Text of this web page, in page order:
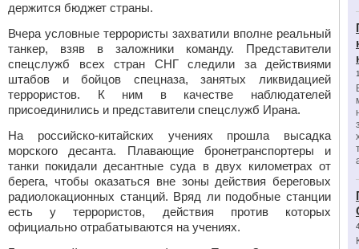
держится бюджет страны.
Вчера условные террористы захватили вполне реальный
танкер, взяв в заложники команду. Представители
спецслужб всех стран СНГ следили за действиями
штабов и бойцов спецназа, занятых ликвидацией
террористов. К ним в качестве наблюдателей
присоединились и представители спецслужб Ирана.
На российско-китайских учениях прошла высадка
морского десанта. Плавающие бронетранспортеры и
танки покидали десантные суда в двух километрах от
берега, чтобы оказаться вне зоны действия береговых
радиолокационных станций. Вряд ли подобные станции
есть у террористов, действия против которых
официально отрабатываются на учениях.